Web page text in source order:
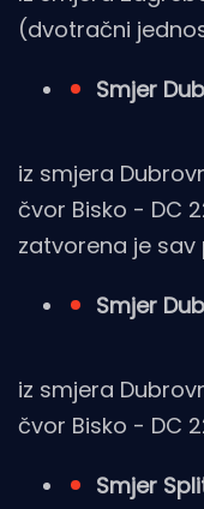
(dvotračni
Smjer
iz smjera
čvor Bisko - DC
zatvorena je
Smjer
iz smjera
čvor Bisko - DC
Smjer